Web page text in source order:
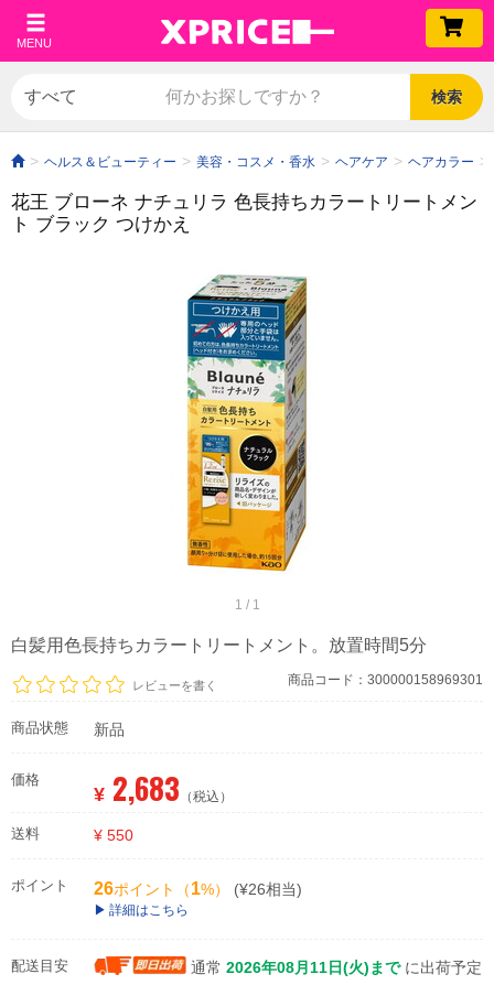
MENU
検索
ヘルス＆ビューティー 美容・コスメ・香水 ヘアケア ヘアカラー
花王 ブローネ ナチュリラ 色長持ちカラートリートメン
ト ブラック つけかえ
1 / 1
白髪用色長持ちカラートリートメント。放置時間5分
レビューを書く 商品コード：300000158969301
商品状態 新品
価格
¥ 2,683 （税込）
送料 ¥ 550
ポイント 26ポイント（1%） (¥26相当)
詳細はこちら
配送目安 通常 2026年08月11日(火)まで に出荷予定